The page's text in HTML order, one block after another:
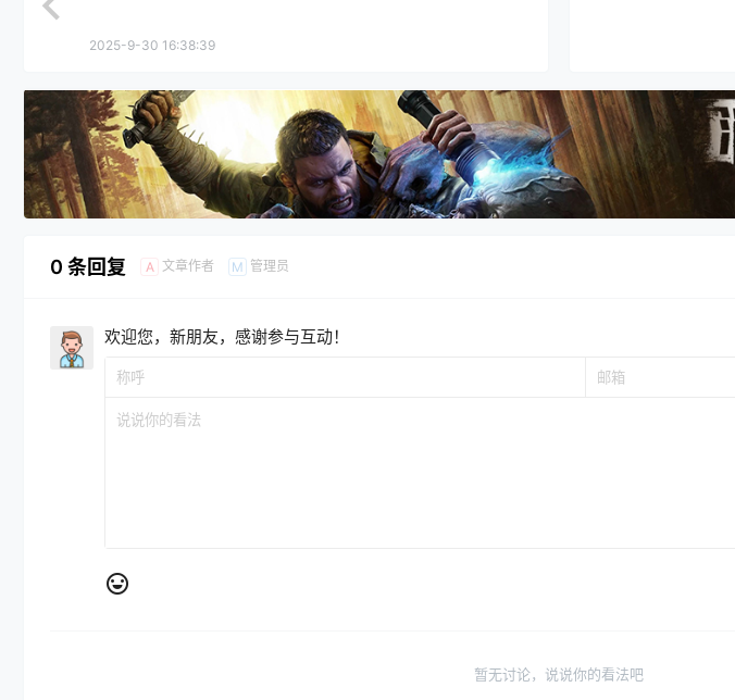
2025-9-30 16:38:39
0 条回复 A 文章作者 M 管理员
欢迎您，新朋友，感谢参与互动！
暂无讨论，说说你的看法吧